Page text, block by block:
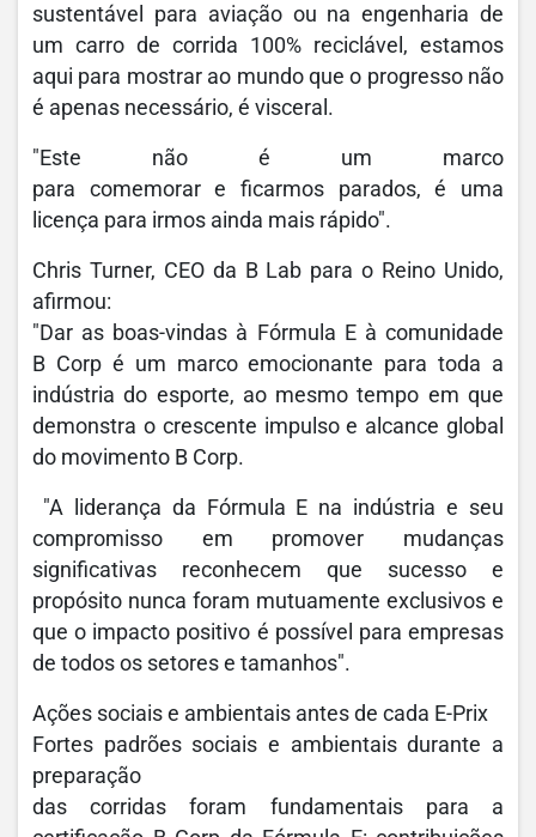
sustentável para aviação ou na engenharia de
um carro de corrida 100% reciclável, estamos
aqui para mostrar ao mundo que o progresso não
é apenas necessário, é visceral.
"Este não é um marco
para comemorar e ficarmos parados, é uma
licença para irmos ainda mais rápido".
Chris Turner, CEO da B Lab para o Reino Unido,
afirmou:
"Dar as boas-vindas à Fórmula E à comunidade
B Corp é um marco emocionante para toda a
indústria do esporte, ao mesmo tempo em que
demonstra o crescente impulso e alcance global
do movimento B Corp.
"A liderança da Fórmula E na indústria e seu
compromisso em promover mudanças
significativas reconhecem que sucesso e
propósito nunca foram mutuamente exclusivos e
que o impacto positivo é possível para empresas
de todos os setores e tamanhos".
Ações sociais e ambientais antes de cada E-Prix
Fortes padrões sociais e ambientais durante a
preparação
das corridas foram fundamentais para a